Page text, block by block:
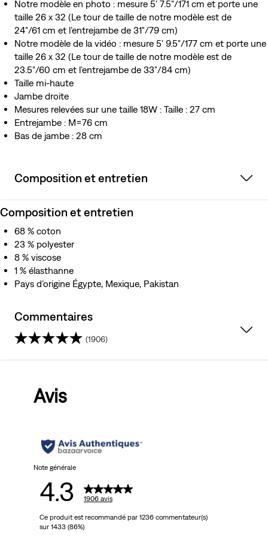
Notre modèle en photo : mesure 5' 7.5"/171 cm et porte une
taille 26 x 32 (Le tour de taille de notre modèle est de
24"/61 cm et l’entrejambe de 31"/79 cm)
Notre modèle de la vidéo : mesure 5' 9.5"/177 cm et porte une
taille 26 x 32 (Le tour de taille de notre modèle est de
23.5"/60 cm et l’entrejambe de 33"/84 cm)
Taille mi-haute
Jambe droite
Mesures relevées sur une taille 18W : Taille : 27 cm
Entrejambe : M=76 cm
Bas de jambe : 28 cm
Composition et entretien
Composition et entretien
68 % coton
23 % polyester
8 % viscose
1 % élasthanne
Pays d’origine Égypte, Mexique, Pakistan
Commentaires
(1906)
avis
Avis
Note générale
4.3 1906 avis
Ce produit est recommandé par 1236 commentateur(s)
sur 1433 (86%)